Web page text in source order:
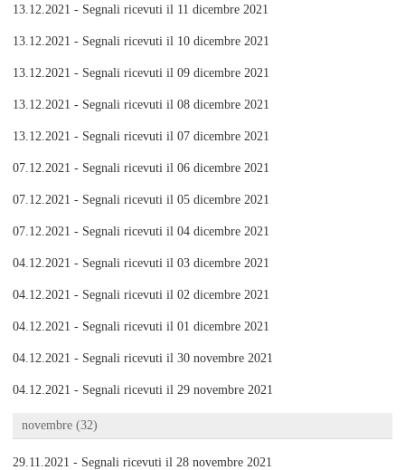
13.12.2021 - Segnali ricevuti il 11 dicembre 2021
13.12.2021 - Segnali ricevuti il 10 dicembre 2021
13.12.2021 - Segnali ricevuti il 09 dicembre 2021
13.12.2021 - Segnali ricevuti il 08 dicembre 2021
13.12.2021 - Segnali ricevuti il 07 dicembre 2021
07.12.2021 - Segnali ricevuti il 06 dicembre 2021
07.12.2021 - Segnali ricevuti il 05 dicembre 2021
07.12.2021 - Segnali ricevuti il 04 dicembre 2021
04.12.2021 - Segnali ricevuti il 03 dicembre 2021
04.12.2021 - Segnali ricevuti il 02 dicembre 2021
04.12.2021 - Segnali ricevuti il 01 dicembre 2021
04.12.2021 - Segnali ricevuti il 30 novembre 2021
04.12.2021 - Segnali ricevuti il 29 novembre 2021
novembre (32)
29.11.2021 - Segnali ricevuti il 28 novembre 2021